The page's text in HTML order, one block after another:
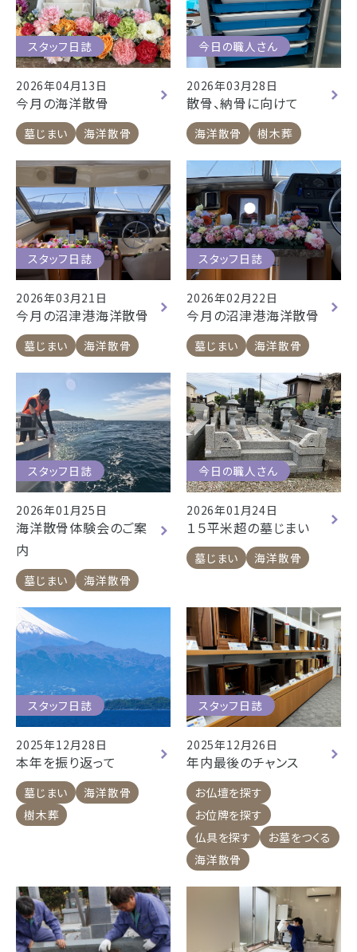
スタッフ日誌
2026年04月13日
今月の海洋散骨
墓じまい 海洋散骨
今日の職人さん
2026年03月28日
散骨、納骨に向けて
海洋散骨 樹木葬
スタッフ日誌
2026年03月21日
今月の沼津港海洋散骨
墓じまい 海洋散骨
スタッフ日誌
2026年02月22日
今月の沼津港海洋散骨
墓じまい 海洋散骨
スタッフ日誌
2026年01月25日
海洋散骨体験会のご案
内
墓じまい 海洋散骨
今日の職人さん
2026年01月24日
１５平米超の墓じまい
墓じまい 海洋散骨
スタッフ日誌
2025年12月28日
本年を振り返って
墓じまい
海洋散骨
樹木葬
スタッフ日誌
2025年12月26日
年内最後のチャンス
お仏壇を探す
お位牌を探す
仏具を探す
お墓をつくる
海洋散骨